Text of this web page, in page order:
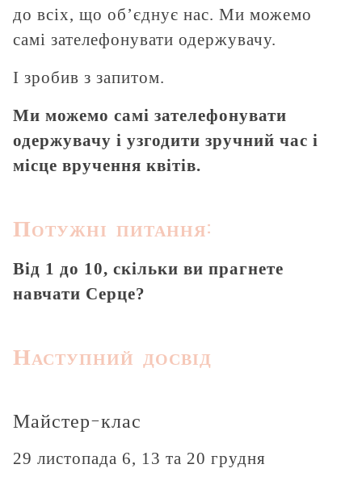
до всіх, що об’єднує нас. Ми можемо
самі зателефонувати одержувачу.
І зробив з запитом.
Ми можемо самі зателефонувати
одержувачу і узгодити зручний час і
місце вручення квітів.
Потужні питання:
Від 1 до 10, скільки ви прагнете
навчати Серце?
Наступний досвід
Майстер-клас
29 листопада 6, 13 та 20 грудня